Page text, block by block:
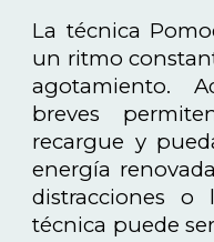
La técnica
un ritmo
agotamiento.
breves
recargue y
energía
distracciones o
técnica puede